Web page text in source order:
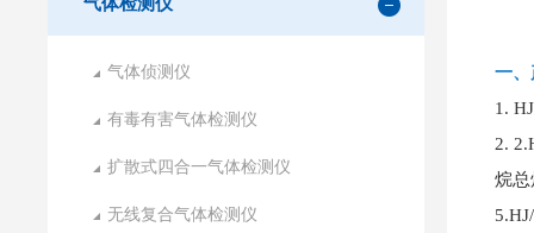
气体侦测仪
有毒有害气体检测仪
扩散式四合一气体检测仪
无线复合气体检测仪
一、
1.
2.
烷总